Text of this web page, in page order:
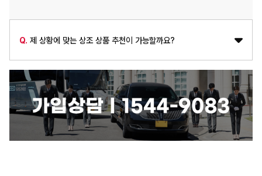
Q. 제 상황에 맞는 상조 상품 추천이 가능할까요?